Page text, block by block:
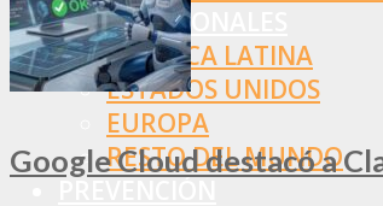
INTERNACIONALES
AMÉRICA LATINA
ESTADOS UNIDOS
EUROPA
RESTO DEL MUNDO
Google Cloud destacó a